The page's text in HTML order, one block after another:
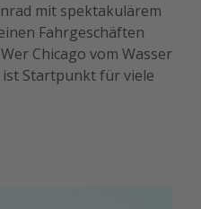
mit spektakulärem
Fahrgeschäften
Chicago vom Wasser
Startpunkt für viele